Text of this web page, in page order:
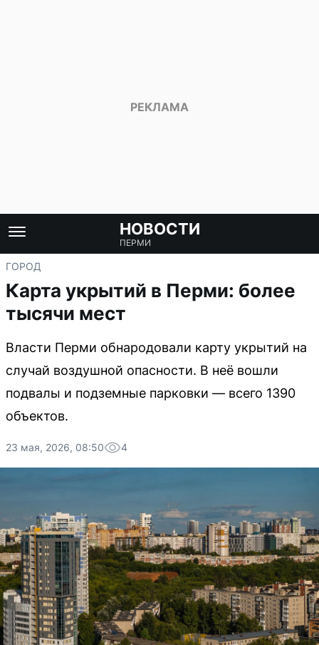
НОВОСТИ
ПЕРМИ
ГОРОД
Карта укрытий в Перми: более
тысячи мест
Власти Перми обнародовали карту укрытий на
случай воздушной опасности. В неё вошли
подвалы и подземные парковки — всего 1390
объектов.
23 мая, 2026, 08:50 4